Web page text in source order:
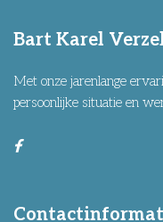
Bart Karel
Met onze jarenlange
persoonlijke situatie en